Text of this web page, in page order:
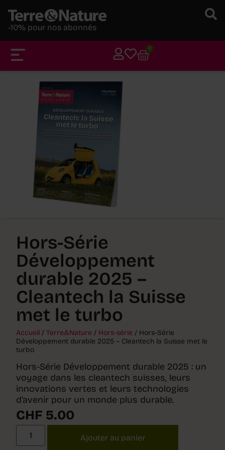
-10% pour nos abonnés
0
Hors-Série
Développement
durable 2025 –
Cleantech la Suisse
met le turbo
Accueil / Terre&Nature / Hors-série / Hors-Série
Développement durable 2025 – Cleantech la Suisse met le
turbo
Hors-Série Développement durable 2025 : un
voyage dans les cleantech suisses, leurs
innovations vertes et leurs technologies
d’avenir pour un monde plus durable.
CHF 5.00
Ajouter au panier